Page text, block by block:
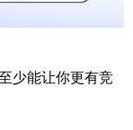
少能让你更有竞